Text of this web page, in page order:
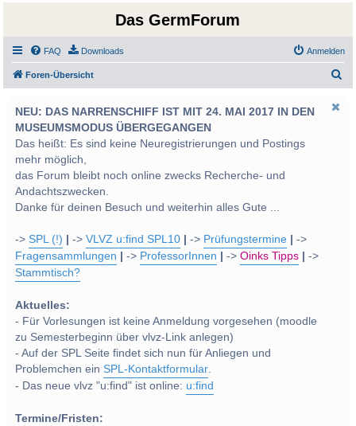
Das GermForum
FAQ Downloads Anmelden
Foren-Übersicht
NEU: DAS NARRENSCHIFF IST MIT 24. MAI 2017 IN DEN
MUSEUMSMODUS ÜBERGEGANGEN
Das heißt: Es sind keine Neuregistrierungen und Postings
mehr möglich,
das Forum bleibt noch online zwecks Recherche- und
Andachtszwecken.
Danke für deinen Besuch und weiterhin alles Gute ...
->SPL (!) ->VLVZ u:find SPL10 -> Prüfungstermine
->
Fragensammlungen
-> ProfessorInnen ->Oinks Tipps
->
Stammtisch?
Aktuelles:
- Für Vorlesungen ist keine Anmeldung vorgesehen (moodle
zu Semesterbeginn über vlvz-Link anlegen)
- Auf der SPL Seite findet sich nun für Anliegen und
Problemchen einSPL-Kontaktformular.
- Das neue vlvz "u:find" ist online: u:find
Termine/Fristen: